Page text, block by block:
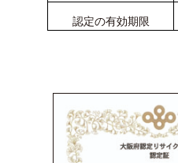
認定の有効期限